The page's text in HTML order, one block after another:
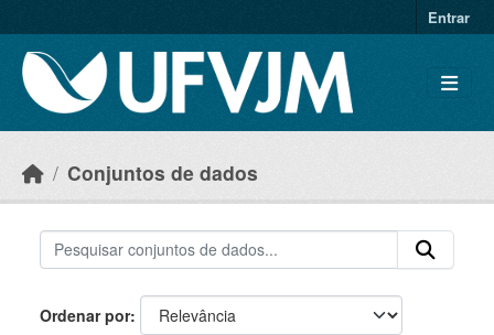
Entrar
Conjuntos de dados
Ordenar por